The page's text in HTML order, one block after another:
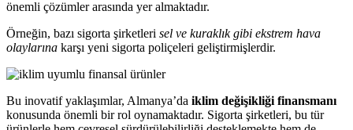
önemli çözümler arasında yer almaktadır.
Örneğin, bazı sigorta şirketleri sel ve kuraklık gibi ekstrem hava
olaylarına karşı yeni sigorta poliçeleri geliştirmişlerdir.
Bu inovatif yaklaşımlar, Almanya’da iklim değişikliği finansmanı
konusunda önemli bir rol oynamaktadır. Sigorta şirketleri, bu tür